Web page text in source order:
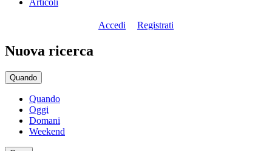
Accedi Registrati
Nuova ricerca
Quando
Quando
Oggi
Domani
Weekend